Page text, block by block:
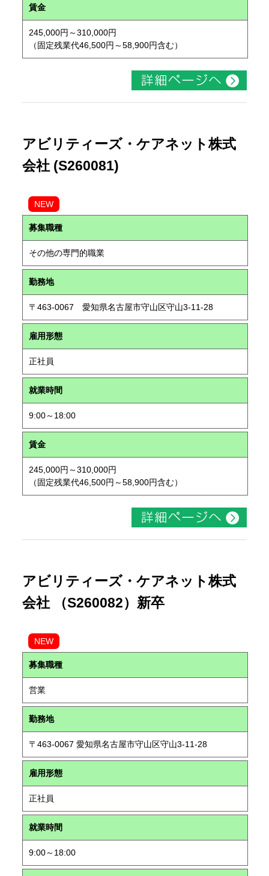
賃金
245,000円～310,000円
（固定残業代46,500円～58,900円含む）
アビリティーズ・ケアネット株式
会社 (S260081)
NEW
募集職種
その他の専門的職業
勤務地
〒463-0067 愛知県名古屋市守山区守山3-11-28
雇用形態
正社員
就業時間
9:00～18:00
賃金
245,000円～310,000円
（固定残業代46,500円～58,900円含む）
アビリティーズ・ケアネット株式
会社 （S260082）新卒
NEW
募集職種
営業
勤務地
〒463-0067 愛知県名古屋市守山区守山3-11-28
雇用形態
正社員
就業時間
9:00～18:00